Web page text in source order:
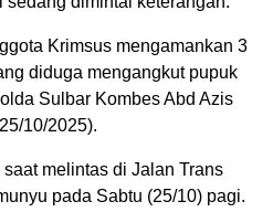
Krimsus mengamankan 3
diduga mengangkut pupuk
Sulbar Kombes Abd Azis
10/2025).
melintas di Jalan Trans
pada Sabtu (25/10) pagi.